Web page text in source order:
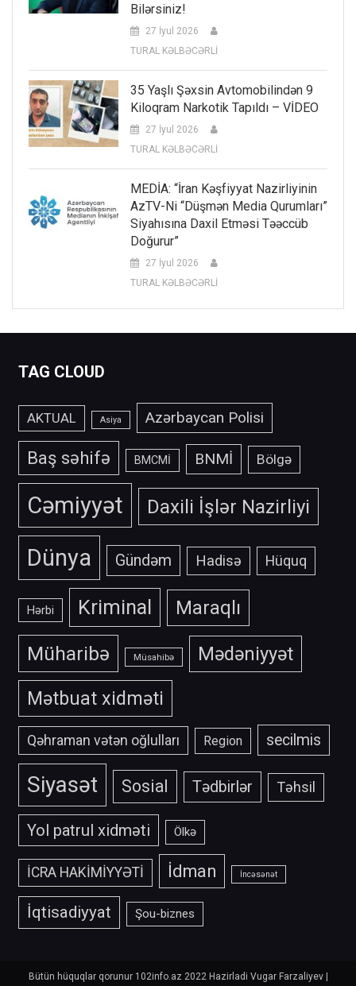
Bilərsiniz!
27 İyul 2026
TURAL KƏLBƏCƏRLİ
35 Yaşlı Şəxsin Avtomobilindən 9
Kiloqram Narkotik Tapıldı – VİDEO
27 İyul 2026
TURAL KƏLBƏCƏRLİ
MEDİA: “İran Kəşfiyyat Nazirliyinin
AzTV-Ni “düşmən Media Qurumları”
Siyahısına Daxil Etməsi Təəccüb
Doğurur”
27 İyul 2026
TURAL KƏLBƏCƏRLİ
TAG CLOUD
AKTUAL Asiya Azərbaycan Polisi
Baş səhifə BMCMİ BNMİ Bölgə
Cəmiyyət Daxili İşlər Nazirliyi
Dünya Gündəm Hadisə Hüquq
Hərbi Kriminal Maraqlı
Müharibə Müsahibə
Mədəniyyət
Mətbuat xidməti
Qəhraman vətən oğlulları Region secilmis
Siyasət Sosial Tədbirlər Təhsil
Yol patrul xidməti Ölkə
İCRA HAKİMİYYƏTİ İdman İncəsənət
İqtisadiyyat Şou-biznes
Bütün hüquqlar qorunur 102info.az 2022 Hazirladi Vugar Farzaliyev |